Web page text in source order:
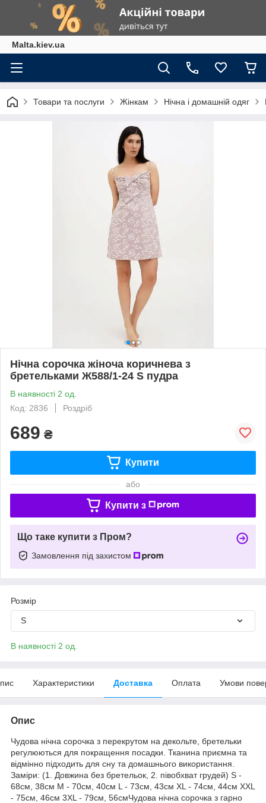
Malta.kiev.ua
Товари та послуги Жінкам Нічна і домашній одяг
Нічна сорочка жіноча коричнева з
бретельками Ж588/1-24 S пудра
В наявності 2 од.
Код: 2836
Роздріб
689 ₴
Купити
або
Купити з
Що таке купити з Пром?
Замовлення під захистом
Розмір
S
В наявності 2 од.
Характеристики Доставка Оплата Умови
Опис
Чудова нічна сорочка з перекрутом на декольте, бретельки
регулюються для покращення посадки. Тканина приємна та
відмінно підходить для сну та домашнього використання.
Заміри: (1. Довжина без бретельок, 2. півобхват грудей) S -
68см, 38см M - 70см, 40см L - 73см, 43см XL - 74см, 44см XXL
- 75см, 46см 3XL - 79см, 56смЧудова нічна сорочка з гарно